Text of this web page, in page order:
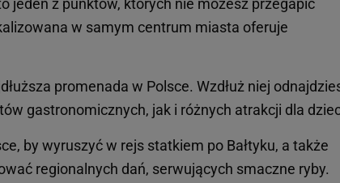
jeden z punktów, których nie możesz przegapić
w samym centrum miasta oferuje
promenada w Polsce. Wzdłuż niej
gastronomicznych, jak i różnych atrakcji dla
by wyruszyć w rejs statkiem po Bałtyku, a także
regionalnych dań, serwujących smaczne ryby.